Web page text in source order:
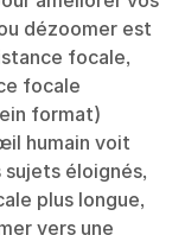
dézoomer est
focale,
focale
format)
humain voit
éloignés,
plus longue,
vers une